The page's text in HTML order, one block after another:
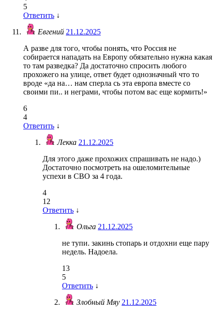
5
Ответить ↓
Евгений 21.12.2025
А разве для того, чтобы понять, что Россия не
собирается нападать на Европу обязательно нужна какая
то там разведка? Да достаточно спросить любого
прохожего на улице, ответ будет однозначный что то
вроде «да на… нам сперла сь эта европа вместе со
своими пи.. и неграми, чтобы потом вас еще кормить!»
6
4
Ответить ↓
Лекка 21.12.2025
Для этого даже прохожих спрашивать не надо.)
Достаточно посмотреть на ошеломительные
успехи в СВО за 4 года.
4
12
Ответить ↓
Ольга 21.12.2025
не тупи. закинь стопарь и отдохни еще пару
недель. Надоела.
13
5
Ответить ↓
Злобный Мяу 21.12.2025